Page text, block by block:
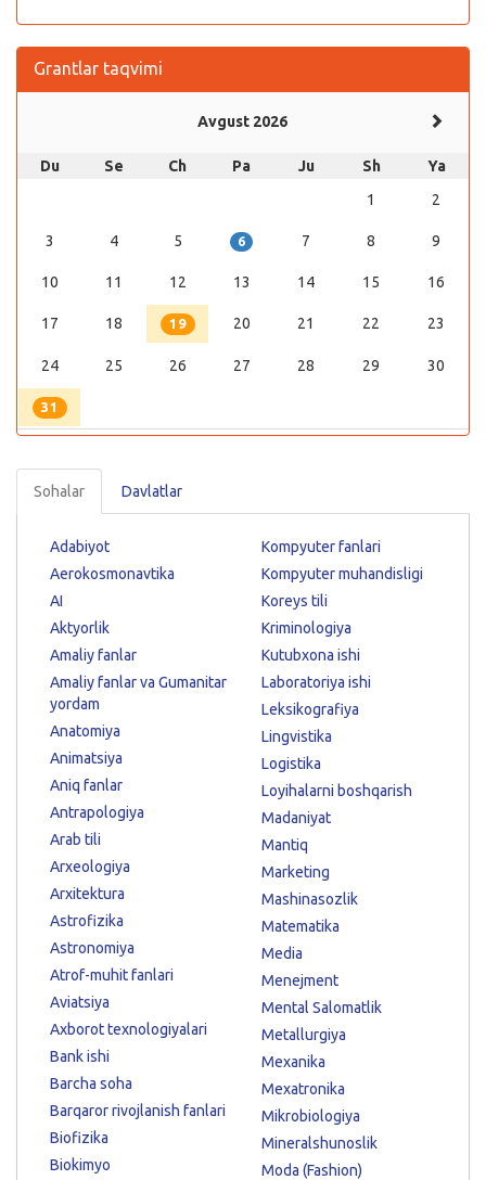
Grantlar taqvimi
Avgust 2026
Du Se Ch Pa Ju Sh
Ya
1
2
3 4 5 6 7 8 9
10 11 12 13 14 15 16
17 18 19 20 21 22 23
24 25 26 27 28 29 30
31
Sohalar Davlatlar
Adabiyot
Aerokosmonavtika
AI
Aktyorlik
Amaliy fanlar
Amaliy fanlar va Gumanitar
yordam
Anatomiya
Animatsiya
Aniq fanlar
Antrapologiya
Arab tili
Arxeologiya
Arxitektura
Astrofizika
Astronomiya
Atrof-muhit fanlari
Aviatsiya
Axborot texnologiyalari
Bank ishi
Barcha soha
Barqaror rivojlanish fanlari
Biofizika
Biokimyo
Kompyuter fanlari
Kompyuter muhandisligi
Koreys tili
Kriminologiya
Kutubxona ishi
Laboratoriya ishi
Leksikografiya
Lingvistika
Logistika
Loyihalarni boshqarish
Madaniyat
Mantiq
Marketing
Mashinasozlik
Matematika
Media
Menejment
Mental Salomatlik
Metallurgiya
Mexanika
Mexatronika
Mikrobiologiya
Mineralshunoslik
Moda (Fashion)